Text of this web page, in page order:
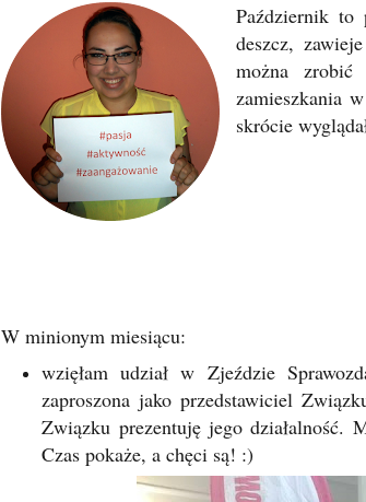
Październik to
deszcz,
można
zamieszkania
skrócie
W minionym miesiącu:
wzięłam udział w Zjeździe
zaproszona jako przedstawiciel
Związku prezentuję jego działalność.
Czas pokaże, a chęci są! :)